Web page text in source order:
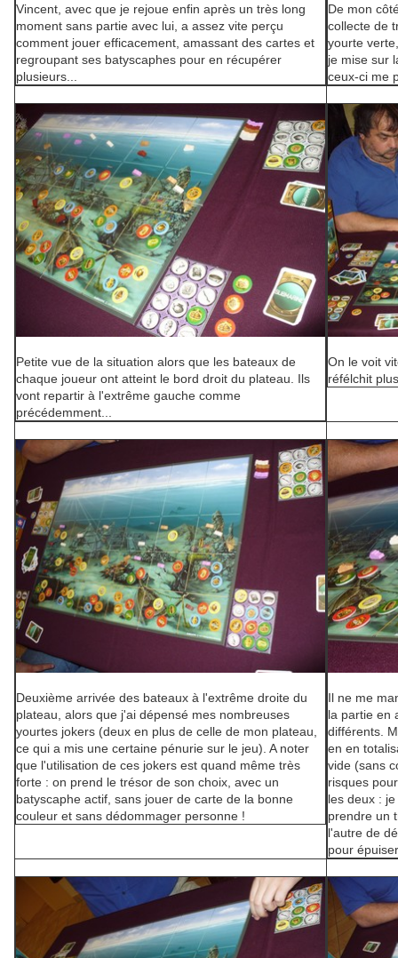
Vincent, avec que je rejoue enfin après un très long
moment sans partie avec lui, a assez vite perçu
comment jouer efficacement, amassant des cartes et
regroupant ses batyscaphes pour en récupérer
plusieurs...
De mon
collecte de
yourte
je mise sur
ceux-ci me
Petite vue de la situation alors que les bateaux de
chaque joueur ont atteint le bord droit du plateau. Ils
vont repartir à l'extrême gauche comme
précédemment...
On le voit
réfélchit
Deuxième arrivée des bateaux à l'extrême droite du
plateau, alors que j'ai dépensé mes nombreuses
yourtes jokers (deux en plus de celle de mon plateau,
ce qui a mis une certaine pénurie sur le jeu). A noter
que l'utilisation de ces jokers est quand même très
forte : on prend le trésor de son choix, avec un
batyscaphe actif, sans jouer de carte de la bonne
couleur et sans dédommager personne !
Il ne me
la partie en
différents.
en en
vide (sans
risques
les deux :
prendre un
l'autre de
pour